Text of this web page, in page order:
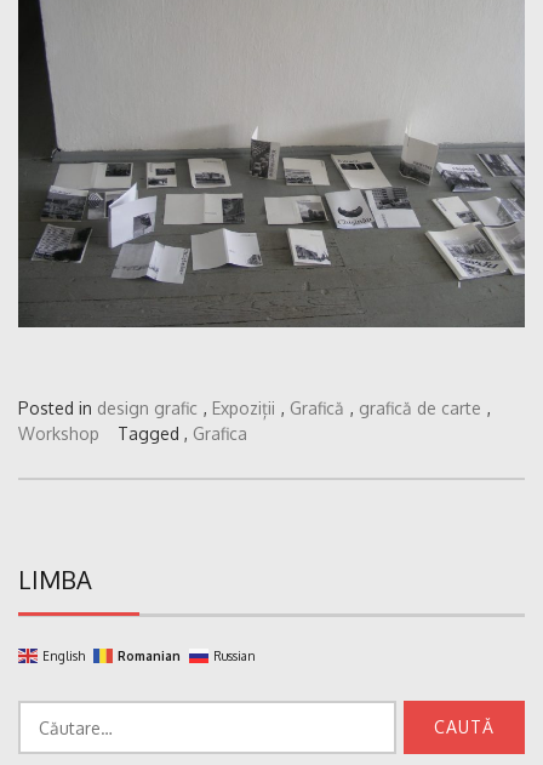
Posted in design grafic , Expoziții , Grafică , grafică de carte ,
Workshop
Tagged , Grafica
LIMBA
English Romanian Russian
după: